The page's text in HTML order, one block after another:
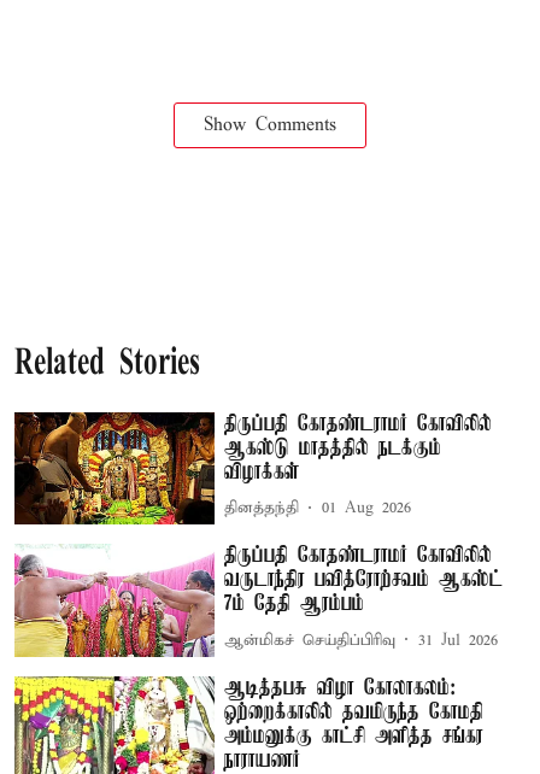
Show Comments
Related Stories
திருப்பதி கோதண்டராமர் கோவிலில்
ஆகஸ்டு மாதத்தில் நடக்கும்
விழாக்கள்
தினத்தந்தி 01 Aug 2026
திருப்பதி கோதண்டராமர் கோவிலில்
வருடாந்திர பவித்ரோற்சவம் ஆகஸ்ட்
7ம் தேதி ஆரம்பம்
ஆன்மிகச் செய்திப்பிரிவு 31 Jul 2026
ஆடித்தபசு விழா கோலாகலம்:
ஒற்றைக்காலில் தவமிருந்த கோமதி
அம்மனுக்கு காட்சி அளித்த சங்கர
நாராயணர்